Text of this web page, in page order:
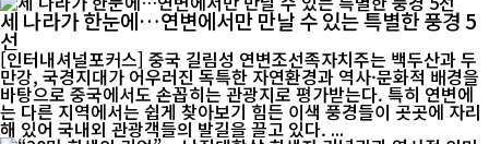
세 나라가 한눈에…연변에서만 만날 수 있는 특별한 풍경 5
선
[인터내셔널포커스] 중국 길림성 연변조선족자치주는 백두산과 두
만강, 국경지대가 어우러진 독특한 자연환경과 역사·문화적 배경을
바탕으로 중국에서도 손꼽히는 관광지로 평가받는다. 특히 연변에
는 다른 지역에서는 쉽게 찾아보기 힘든 이색 풍경들이 곳곳에 자리
해 있어 국내외 관광객들의 발길을 끌고 있다. ...